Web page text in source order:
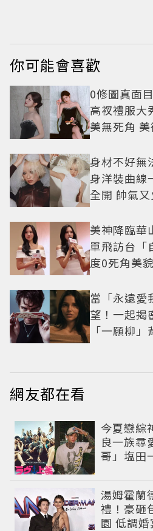
你可能會喜歡
0修圖真面
高衩禮服大
美無死角
身材不好無
身洋裝曲線
全開 帥氣
美神降臨華
單飛訪台「
度0死角美
當「永遠愛
望！一起揭
「一願柳
網友都在看
今夏戀綜
良一族尋
哥」塩田
湯姆霍蘭
禮！豪砸
園 低調